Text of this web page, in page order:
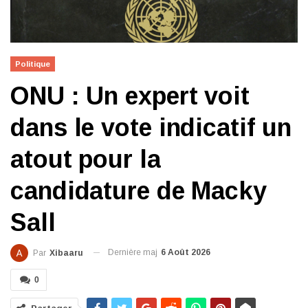
Politique
ONU : Un expert voit
dans le vote indicatif un
atout pour la
candidature de Macky
Sall
Par Xibaaru Dernière maj 6 Août 2026
0